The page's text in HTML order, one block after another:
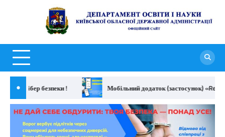
кібер безпеки ! Мобільний додаток (застосунок) «Reunite